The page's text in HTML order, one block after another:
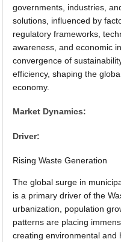
governments, industries,
solutions, influenced by
regulatory frameworks,
awareness, and economic
convergence of
efficiency, shaping the
economy.
Market Dynamics:
Driver:
Rising Waste Generation
The global surge in
is a primary driver of the
urbanization, population
patterns are placing
creating environmental and